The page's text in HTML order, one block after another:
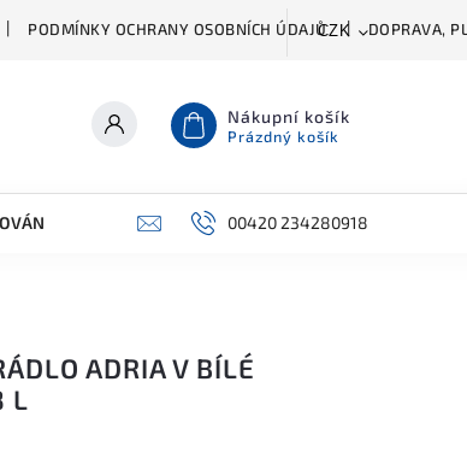
PODMÍNKY OCHRANY OSOBNÍCH ÚDAJŮ DOPRAVA,
CZK
Nákupní košík
Prázdný košík
A ČIŠTĚNÍ PŘÍSLUŠENSTVÍ
00420 234280918
ADRIA V BÍLÉ
L